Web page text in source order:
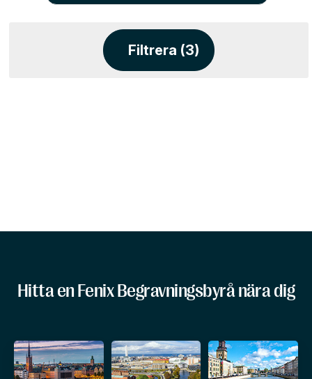
Filtrera (3)
Hitta en Fenix Begravningsbyrå nära dig